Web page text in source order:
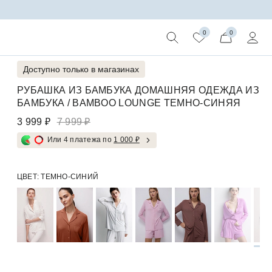
0 0
Доступно только в магазинах
РУБАШКА ИЗ БАМБУКА ДОМАШНЯЯ ОДЕЖДА ИЗ
БАМБУКА / BAMBOO LOUNGE ТЕМНО-СИНЯЯ
3 999 ₽
7 999 ₽
Или 4 платежа по 1 000 ₽
ЦВЕТ:ТЕМНО-СИНИЙ